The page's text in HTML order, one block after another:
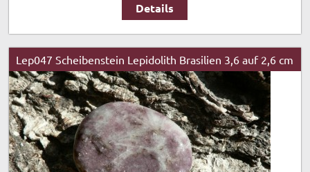
Details
Lep047 Scheibenstein Lepidolith Brasilien 3,6 auf 2,6 cm